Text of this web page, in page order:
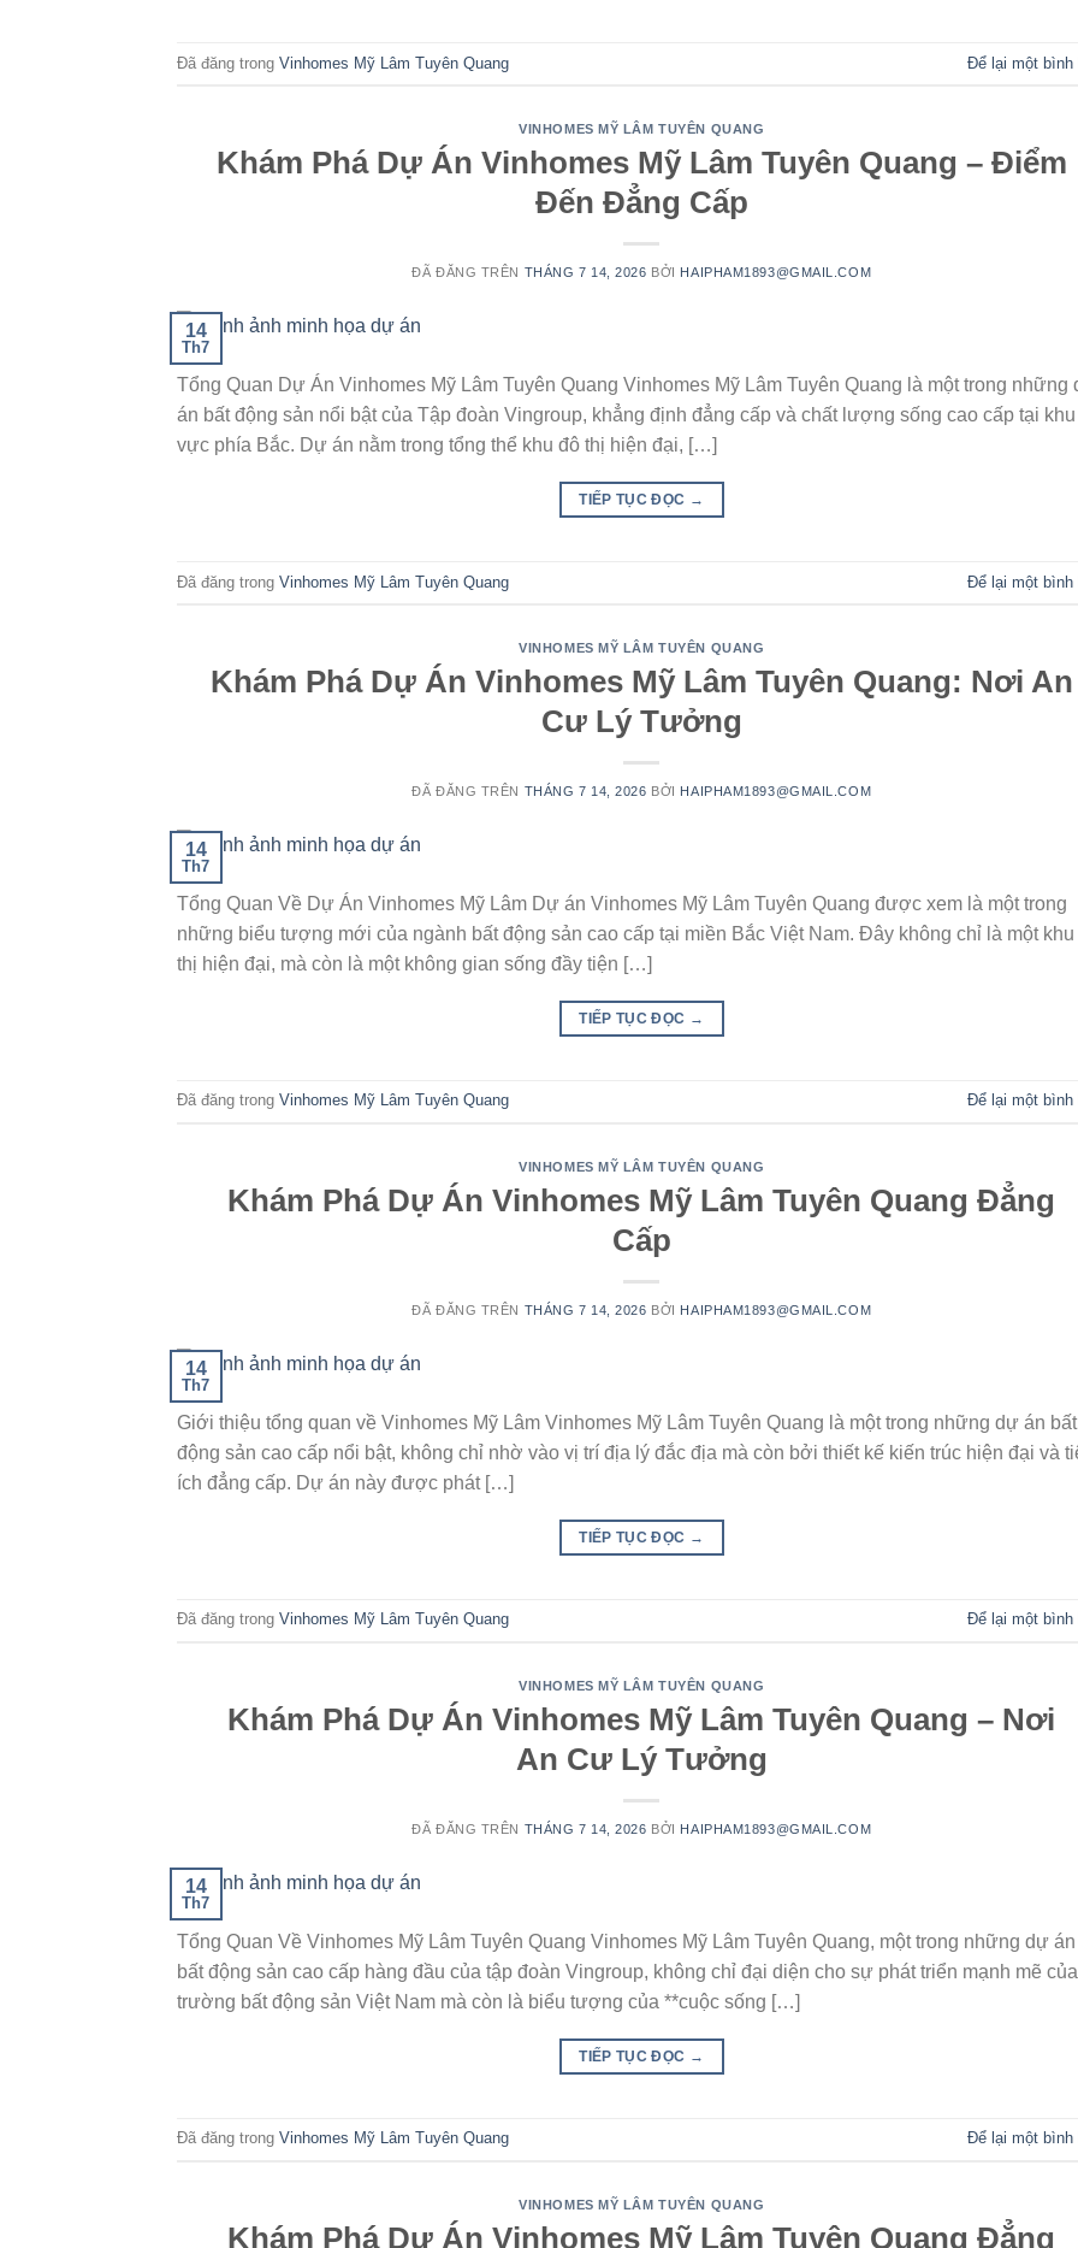
Đã đăng trong Vinhomes Mỹ Lâm Tuyên Quang Để lại một bình
VINHOMES MỸ LÂM TUYÊN QUANG
Khám Phá Dự Án Vinhomes Mỹ Lâm Tuyên Quang – Điểm
Đến Đẳng Cấp
ĐÃ ĐĂNG TRÊN THÁNG 7 14, 2026 BỞI HAIPHAM1893@GMAIL.COM
14
Th7
Tổng Quan Dự Án Vinhomes Mỹ Lâm Tuyên Quang Vinhomes Mỹ Lâm Tuyên Quang là một trong những
án bất động sản nổi bật của Tập đoàn Vingroup, khẳng định đẳng cấp và chất lượng sống cao cấp tại khu
vực phía Bắc. Dự án nằm trong tổng thể khu đô thị hiện đại, […]
TIẾP TỤC ĐỌC →
Đã đăng trong Vinhomes Mỹ Lâm Tuyên Quang Để lại một bình
VINHOMES MỸ LÂM TUYÊN QUANG
Khám Phá Dự Án Vinhomes Mỹ Lâm Tuyên Quang: Nơi An
Cư Lý Tưởng
ĐÃ ĐĂNG TRÊN THÁNG 7 14, 2026 BỞI HAIPHAM1893@GMAIL.COM
14
Th7
Tổng Quan Về Dự Án Vinhomes Mỹ Lâm Dự án Vinhomes Mỹ Lâm Tuyên Quang được xem là một trong
những biểu tượng mới của ngành bất động sản cao cấp tại miền Bắc Việt Nam. Đây không chỉ là một khu
thị hiện đại, mà còn là một không gian sống đầy tiện […]
TIẾP TỤC ĐỌC →
Đã đăng trong Vinhomes Mỹ Lâm Tuyên Quang Để lại một bình
VINHOMES MỸ LÂM TUYÊN QUANG
Khám Phá Dự Án Vinhomes Mỹ Lâm Tuyên Quang Đẳng
Cấp
ĐÃ ĐĂNG TRÊN THÁNG 7 14, 2026 BỞI HAIPHAM1893@GMAIL.COM
14
Th7
Giới thiệu tổng quan về Vinhomes Mỹ Lâm Vinhomes Mỹ Lâm Tuyên Quang là một trong những dự án bất
động sản cao cấp nổi bật, không chỉ nhờ vào vị trí địa lý đắc địa mà còn bởi thiết kế kiến trúc hiện đại và
ích đẳng cấp. Dự án này được phát […]
TIẾP TỤC ĐỌC →
Đã đăng trong Vinhomes Mỹ Lâm Tuyên Quang Để lại một bình
VINHOMES MỸ LÂM TUYÊN QUANG
Khám Phá Dự Án Vinhomes Mỹ Lâm Tuyên Quang – Nơi
An Cư Lý Tưởng
ĐÃ ĐĂNG TRÊN THÁNG 7 14, 2026 BỞI HAIPHAM1893@GMAIL.COM
14
Th7
Tổng Quan Về Vinhomes Mỹ Lâm Tuyên Quang Vinhomes Mỹ Lâm Tuyên Quang, một trong những dự án
bất động sản cao cấp hàng đầu của tập đoàn Vingroup, không chỉ đại diện cho sự phát triển mạnh mẽ
trường bất động sản Việt Nam mà còn là biểu tượng của **cuộc sống […]
TIẾP TỤC ĐỌC →
Đã đăng trong Vinhomes Mỹ Lâm Tuyên Quang Để lại một bình
VINHOMES MỸ LÂM TUYÊN QUANG
Khám Phá Dự Án Vinhomes Mỹ Lâm Tuyên Quang Đẳng